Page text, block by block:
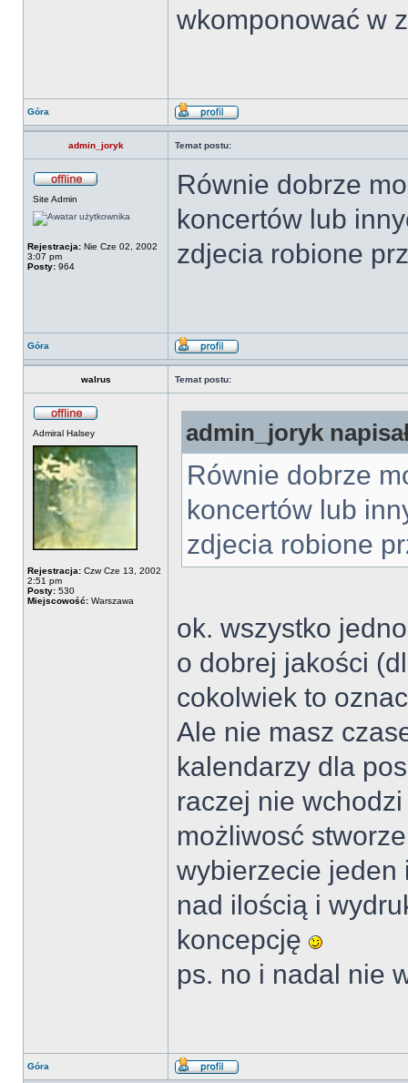
wkomponować w
Góra
admin_joryk Temat postu:
Site Admin
Rejestracja: Nie Cze 02, 2002
3:07 pm
Posty: 964
Równie dobrze
koncertów lub
zdjecia robione
Góra
walrus Temat postu:
Admiral Halsey
Rejestracja: Czw Cze 13, 2002
2:51 pm
Posty: 530
Miejscowość: Warszawa
admin_joryk
Równie dobrze
koncertów lub
zdjecia robione
ok. wszystko
o dobrej jakości
cokolwiek to
Ale nie masz
kalendarzy dla
raczej nie
możliwosć
wybierzecie jeden
nad ilością i
koncepcję
ps. no i nadal nie
Góra